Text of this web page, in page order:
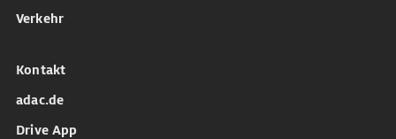
Verkehr
Kontakt
adac.de
Drive App